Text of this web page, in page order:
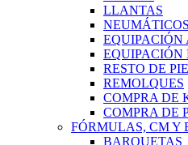
LLANTAS
NEUMÁTICOS
EQUIPACIÓN
EQUIPACIÓN
RESTO DE
REMOLQUES
COMPRA DE
COMPRA DE
FÓRMULAS, CM Y
BARQUETAS